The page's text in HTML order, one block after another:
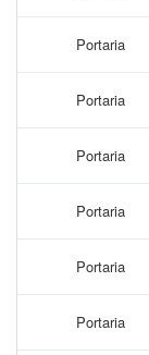
Portaria
Portaria
Portaria
Portaria
Portaria
Portaria